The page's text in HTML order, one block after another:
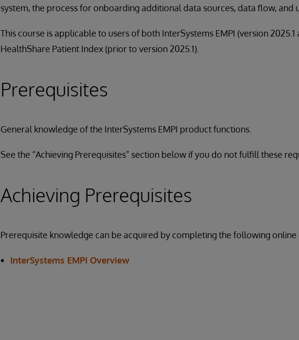
system, the process for onboarding additional data sources, data flow, and
This course is applicable to users of both InterSystems EMPI (version 2025.1
HealthShare Patient Index (prior to version 2025.1).
Prerequisites
General knowledge of the InterSystems EMPI product functions.
See the “Achieving Prerequisites” section below if you do not fulfill these
Achieving Prerequisites
Prerequisite knowledge can be acquired by completing the following online
InterSystems EMPI Overview